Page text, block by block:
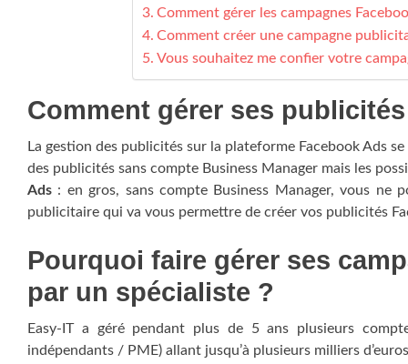
Comment gérer les campagnes
Comment créer une campagne
Vous souhaitez me confier votre
Comment gérer ses
La gestion des publicités sur la plateforme Facebook Ads
des publicités sans compte Business Manager mais les
Ads : en gros, sans compte Business Manager, vous ne
publicitaire qui va vous permettre de créer vos publicités
Pourquoi faire gérer ses
par un spécialiste ?
Easy-IT a géré pendant plus de 5 ans plusieurs
indépendants / PME) allant jusqu’à plusieurs milliers